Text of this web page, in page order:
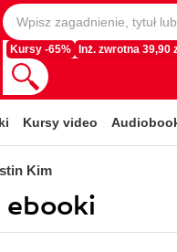
Kursy -65% Inż. zwrotna 39,90
Kursy video
Kim